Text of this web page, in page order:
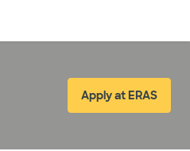
Apply at ERAS
(abre en